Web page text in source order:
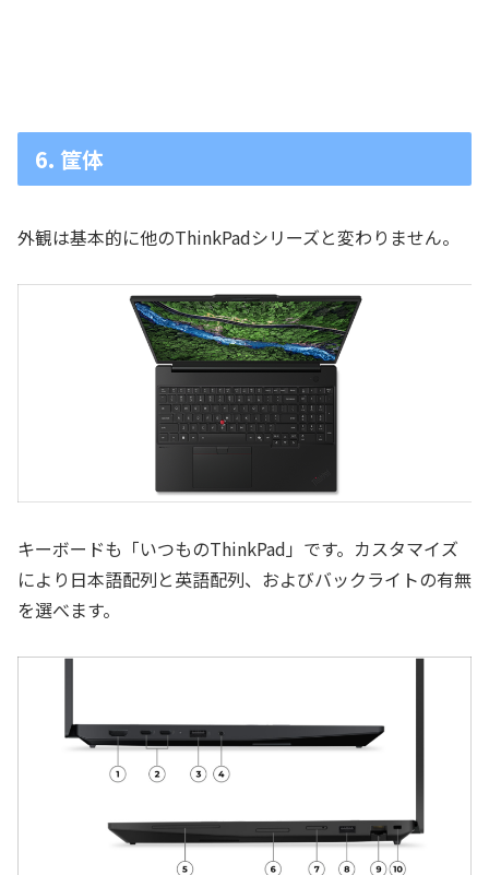
6. 筐体
外観は基本的に他のThinkPadシリーズと変わりません。
キーボードも「いつものThinkPad」です。カスタマイズ
により日本語配列と英語配列、およびバックライトの有無
を選べます。